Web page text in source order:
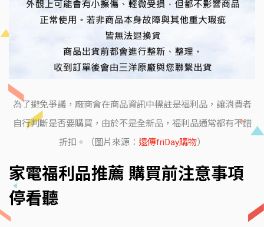
為了避免爭議，廠商會在商品資訊中標註是福利品，讓消費者
自行判斷是否要購買，由於不是全新品，福利品通常都有不錯
折扣。（圖片來源： 遠傳friDay購物）
家電福利品推薦 購買前注意事項
停看聽